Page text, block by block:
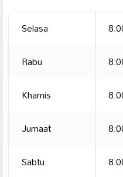
Selasa
Rabu
Khamis
Jumaat
Sabtu